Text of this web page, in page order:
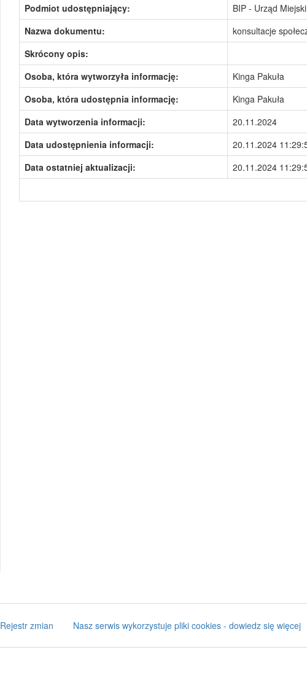
Podmiot udostępniający:
BIP - Urząd
Nazwa dokumentu:
konsultacje
Skrócony opis:
Osoba, która wytworzyła informację:
Kinga Pakuła
Osoba, która udostępnia informację:
Kinga Pakuła
Data wytworzenia informacji:
20.11.2024
Data udostępnienia informacji:
20.11.2024
Data ostatniej aktualizacji:
20.11.2024
Rejestr zmian Nasz serwis wykorzystuje pliki cookies - dowiedz się więcej